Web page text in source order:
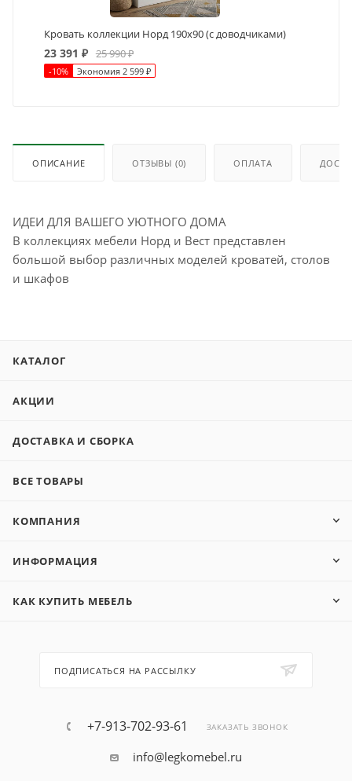
Кровать коллекции Норд 190х90 (с доводчиками)
23 391 ₽ 25 990₽
-10% Экономия 2 599₽
ОПИСАНИЕ ОТЗЫВЫ (0) ОПЛАТА
ИДЕИ ДЛЯ ВАШЕГО УЮТНОГО ДОМА
В коллекциях мебели Норд и Вест представлен
большой выбор различных моделей кроватей, столов
и шкафов
КАТАЛОГ
АКЦИИ
ДОСТАВКА И СБОРКА
ВСЕ ТОВАРЫ
КОМПАНИЯ
ИНФОРМАЦИЯ
КАК КУПИТЬ МЕБЕЛЬ
ПОДПИСАТЬСЯ НА РАССЫЛКУ
+7-913-702-93-61 ЗАКАЗАТЬ ЗВОНОК
info@legkomebel.ru